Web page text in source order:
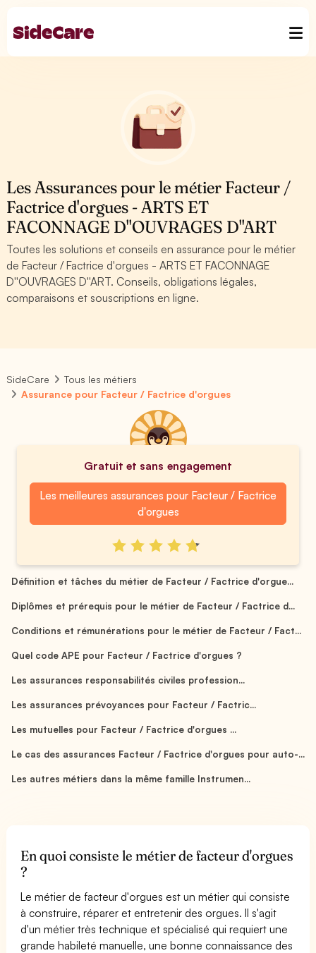
Les Assurances pour le métier Facteur /
Factrice d'orgues - ARTS ET
FACONNAGE D''OUVRAGES D''ART
Toutes les solutions et conseils en assurance pour le métier
de Facteur / Factrice d'orgues - ARTS ET FACONNAGE
D''OUVRAGES D''ART. Conseils, obligations légales,
comparaisons et souscriptions en ligne.
SideCare
Tous les métiers
Assurance pour Facteur / Factrice d'orgues
Gratuit et sans engagement
Les meilleures assurances pour Facteur / Factrice
d'orgues
Définition et tâches du métier de Facteur / Factrice d'orgue...
Diplômes et prérequis pour le métier de Facteur / Factrice d...
Conditions et rémunérations pour le métier de Facteur / Fact...
Quel code APE pour Facteur / Factrice d'orgues ?
Les assurances responsabilités civiles profession...
Les assurances prévoyances pour Facteur / Factric...
Les mutuelles pour Facteur / Factrice d'orgues ...
Le cas des assurances Facteur / Factrice d'orgues pour auto-...
Les autres métiers dans la même famille Instrumen...
En quoi consiste le métier de facteur d'orgues
?
Le métier de facteur d'orgues est un métier qui consiste
à construire, réparer et entretenir des orgues. Il s'agit
d'un métier très technique et spécialisé qui requiert une
grande habileté manuelle, une bonne connaissance des